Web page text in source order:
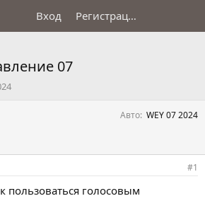
Вход Регистрация
07
Авто WEY 07 2024
#1
пользоваться голосовым